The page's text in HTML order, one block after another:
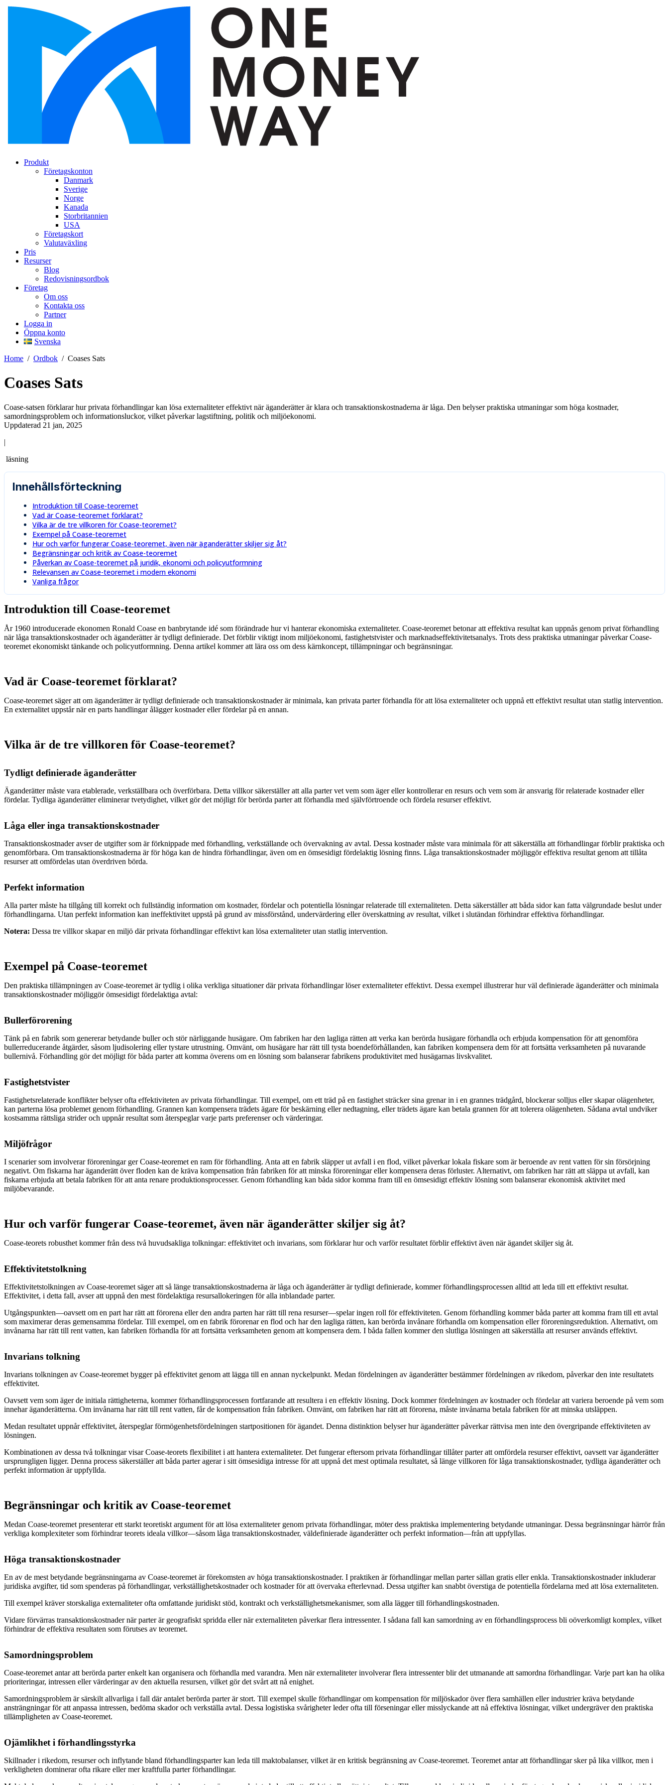
Produkt
Företagskonton
Danmark
Sverige
Norge
Kanada
Storbritannien
USA
Företagskort
Valutaväxling
Pris
Resurser
Blog
Redovisningsordbok
Företag
Om oss
Kontakta oss
Partner
Logga in
Öppna konto
Svenska
Home / Ordbok / Coases Sats
Coases Sats
Coase-satsen förklarar hur privata förhandlingar kan lösa externaliteter effektivt när äganderätter är klara och transaktionskostnaderna är låga. Den belyser praktiska utmaningar som höga kostnader,
samordningsproblem och informationsluckor, vilket påverkar lagstiftning, politik och miljöekonomi.
Uppdaterad 21 jan, 2025
|
läsning
Innehållsförteckning
Introduktion till Coase-teoremet
Vad är Coase-teoremet förklarat?
Vilka är de tre villkoren för Coase-teoremet?
Exempel på Coase-teoremet
Hur och varför fungerar Coase-teoremet, även när äganderätter skiljer sig åt?
Begränsningar och kritik av Coase-teoremet
Påverkan av Coase-teoremet på juridik, ekonomi och policyutformning
Relevansen av Coase-teoremet i modern ekonomi
Vanliga frågor
Introduktion till Coase-teoremet
År 1960 introducerade ekonomen Ronald Coase en banbrytande idé som förändrade hur vi hanterar ekonomiska externaliteter. Coase-teoremet betonar att effektiva resultat kan uppnås genom privat förhandling
när låga transaktionskostnader och äganderätter är tydligt definierade. Det förblir viktigt inom miljöekonomi, fastighetstvister och marknadseffektivitetsanalys. Trots dess praktiska utmaningar påverkar Coase-
teoremet ekonomiskt tänkande och policyutformning. Denna artikel kommer att lära oss om dess kärnkoncept, tillämpningar och begränsningar.
Vad är Coase-teoremet förklarat?
Coase-teoremet säger att om äganderätter är tydligt definierade och transaktionskostnader är minimala, kan privata parter förhandla för att lösa externaliteter och uppnå ett effektivt resultat utan statlig intervention.
En externalitet uppstår när en parts handlingar ålägger kostnader eller fördelar på en annan.
Vilka är de tre villkoren för Coase-teoremet?
Tydligt definierade äganderätter
Äganderätter måste vara etablerade, verkställbara och överförbara. Detta villkor säkerställer att alla parter vet vem som äger eller kontrollerar en resurs och vem som är ansvarig för relaterade kostnader eller
fördelar. Tydliga äganderätter eliminerar tvetydighet, vilket gör det möjligt för berörda parter att förhandla med självförtroende och fördela resurser effektivt.
Låga eller inga transaktionskostnader
Transaktionskostnader avser de utgifter som är förknippade med förhandling, verkställande och övervakning av avtal. Dessa kostnader måste vara minimala för att säkerställa att förhandlingar förblir praktiska och
genomförbara. Om transaktionskostnaderna är för höga kan de hindra förhandlingar, även om en ömsesidigt fördelaktig lösning finns. Låga transaktionskostnader möjliggör effektiva resultat genom att tillåta
resurser att omfördelas utan överdriven börda.
Perfekt information
Alla parter måste ha tillgång till korrekt och fullständig information om kostnader, fördelar och potentiella lösningar relaterade till externaliteten. Detta säkerställer att båda sidor kan fatta välgrundade beslut under
förhandlingarna. Utan perfekt information kan ineffektivitet uppstå på grund av missförstånd, undervärdering eller överskattning av resultat, vilket i slutändan förhindrar effektiva förhandlingar.
Notera: Dessa tre villkor skapar en miljö där privata förhandlingar effektivt kan lösa externaliteter utan statlig intervention.
Exempel på Coase-teoremet
Den praktiska tillämpningen av Coase-teoremet är tydlig i olika verkliga situationer där privata förhandlingar löser externaliteter effektivt. Dessa exempel illustrerar hur väl definierade äganderätter och minimala
transaktionskostnader möjliggör ömsesidigt fördelaktiga avtal:
Bullerförorening
Tänk på en fabrik som genererar betydande buller och stör närliggande husägare. Om fabriken har den lagliga rätten att verka kan berörda husägare förhandla och erbjuda kompensation för att genomföra
bullerreducerande åtgärder, såsom ljudisolering eller tystare utrustning. Omvänt, om husägare har rätt till tysta boendeförhållanden, kan fabriken kompensera dem för att fortsätta verksamheten på nuvarande
bullernivå. Förhandling gör det möjligt för båda parter att komma överens om en lösning som balanserar fabrikens produktivitet med husägarnas livskvalitet.
Fastighetstvister
Fastighetsrelaterade konflikter belyser ofta effektiviteten av privata förhandlingar. Till exempel, om ett träd på en fastighet sträcker sina grenar in i en grannes trädgård, blockerar solljus eller skapar olägenheter,
kan parterna lösa problemet genom förhandling. Grannen kan kompensera trädets ägare för beskärning eller nedtagning, eller trädets ägare kan betala grannen för att tolerera olägenheten. Sådana avtal undviker
kostsamma rättsliga strider och uppnår resultat som återspeglar varje parts preferenser och värderingar.
Miljöfrågor
I scenarier som involverar föroreningar ger Coase-teoremet en ram för förhandling. Anta att en fabrik släpper ut avfall i en flod, vilket påverkar lokala fiskare som är beroende av rent vatten för sin försörjning
negativt. Om fiskarna har äganderätt över floden kan de kräva kompensation från fabriken för att minska föroreningar eller kompensera deras förluster. Alternativt, om fabriken har rätt att släppa ut avfall, kan
fiskarna erbjuda att betala fabriken för att anta renare produktionsprocesser. Genom förhandling kan båda sidor komma fram till en ömsesidigt effektiv lösning som balanserar ekonomisk aktivitet med
miljöbevarande.
Hur och varför fungerar Coase-teoremet, även när äganderätter skiljer sig åt?
Coase-teorets robusthet kommer från dess två huvudsakliga tolkningar: effektivitet och invarians, som förklarar hur och varför resultatet förblir effektivt även när ägandet skiljer sig åt.
Effektivitetstolkning
Effektivitetstolkningen av Coase-teoremet säger att så länge transaktionskostnaderna är låga och äganderätter är tydligt definierade, kommer förhandlingsprocessen alltid att leda till ett effektivt resultat.
Effektivitet, i detta fall, avser att uppnå den mest fördelaktiga resursallokeringen för alla inblandade parter.
Utgångspunkten—oavsett om en part har rätt att förorena eller den andra parten har rätt till rena resurser—spelar ingen roll för effektiviteten. Genom förhandling kommer båda parter att komma fram till ett avtal
som maximerar deras gemensamma fördelar. Till exempel, om en fabrik förorenar en flod och har den lagliga rätten, kan berörda invånare förhandla om kompensation eller föroreningsreduktion. Alternativt, om
invånarna har rätt till rent vatten, kan fabriken förhandla för att fortsätta verksamheten genom att kompensera dem. I båda fallen kommer den slutliga lösningen att säkerställa att resurser används effektivt.
Invarians tolkning
Invarians tolkningen av Coase-teoremet bygger på effektivitet genom att lägga till en annan nyckelpunkt. Medan fördelningen av äganderätter bestämmer fördelningen av rikedom, påverkar den inte resultatets
effektivitet.
Oavsett vem som äger de initiala rättigheterna, kommer förhandlingsprocessen fortfarande att resultera i en effektiv lösning. Dock kommer fördelningen av kostnader och fördelar att variera beroende på vem som
innehar äganderätterna. Om invånarna har rätt till rent vatten, får de kompensation från fabriken. Omvänt, om fabriken har rätt att förorena, måste invånarna betala fabriken för att minska utsläppen.
Medan resultatet uppnår effektivitet, återspeglar förmögenhetsfördelningen startpositionen för ägandet. Denna distinktion belyser hur äganderätter påverkar rättvisa men inte den övergripande effektiviteten av
lösningen.
Kombinationen av dessa två tolkningar visar Coase-teorets flexibilitet i att hantera externaliteter. Det fungerar eftersom privata förhandlingar tillåter parter att omfördela resurser effektivt, oavsett var äganderätter
ursprungligen ligger. Denna process säkerställer att båda parter agerar i sitt ömsesidiga intresse för att uppnå det mest optimala resultatet, så länge villkoren för låga transaktionskostnader, tydliga äganderätter och
perfekt information är uppfyllda.
Begränsningar och kritik av Coase-teoremet
Medan Coase-teoremet presenterar ett starkt teoretiskt argument för att lösa externaliteter genom privata förhandlingar, möter dess praktiska implementering betydande utmaningar. Dessa begränsningar härrör från
verkliga komplexiteter som förhindrar teorets ideala villkor—såsom låga transaktionskostnader, väldefinierade äganderätter och perfekt information—från att uppfyllas.
Höga transaktionskostnader
En av de mest betydande begränsningarna av Coase-teoremet är förekomsten av höga transaktionskostnader. I praktiken är förhandlingar mellan parter sällan gratis eller enkla. Transaktionskostnader inkluderar
juridiska avgifter, tid som spenderas på förhandlingar, verkställighetskostnader och kostnader för att övervaka efterlevnad. Dessa utgifter kan snabbt överstiga de potentiella fördelarna med att lösa externaliteten.
Till exempel kräver storskaliga externaliteter ofta omfattande juridiskt stöd, kontrakt och verkställighetsmekanismer, som alla lägger till förhandlingskostnaden.
Vidare förvärras transaktionskostnader när parter är geografiskt spridda eller när externaliteten påverkar flera intressenter. I sådana fall kan samordning av en förhandlingsprocess bli oöverkomligt komplex, vilket
förhindrar de effektiva resultaten som förutses av teoremet.
Samordningsproblem
Coase-teoremet antar att berörda parter enkelt kan organisera och förhandla med varandra. Men när externaliteter involverar flera intressenter blir det utmanande att samordna förhandlingar. Varje part kan ha olika
prioriteringar, intressen eller värderingar av den aktuella resursen, vilket gör det svårt att nå enighet.
Samordningsproblem är särskilt allvarliga i fall där antalet berörda parter är stort. Till exempel skulle förhandlingar om kompensation för miljöskador över flera samhällen eller industrier kräva betydande
ansträngningar för att anpassa intressen, bedöma skador och verkställa avtal. Dessa logistiska svårigheter leder ofta till förseningar eller misslyckande att nå effektiva lösningar, vilket undergräver den praktiska
tillämpligheten av Coase-teoremet.
Ojämlikhet i förhandlingsstyrka
Skillnader i rikedom, resurser och inflytande bland förhandlingsparter kan leda till maktobalanser, vilket är en kritisk begränsning av Coase-teoremet. Teoremet antar att förhandlingar sker på lika villkor, men i
verkligheten dominerar ofta rikare eller mer kraftfulla parter förhandlingar.